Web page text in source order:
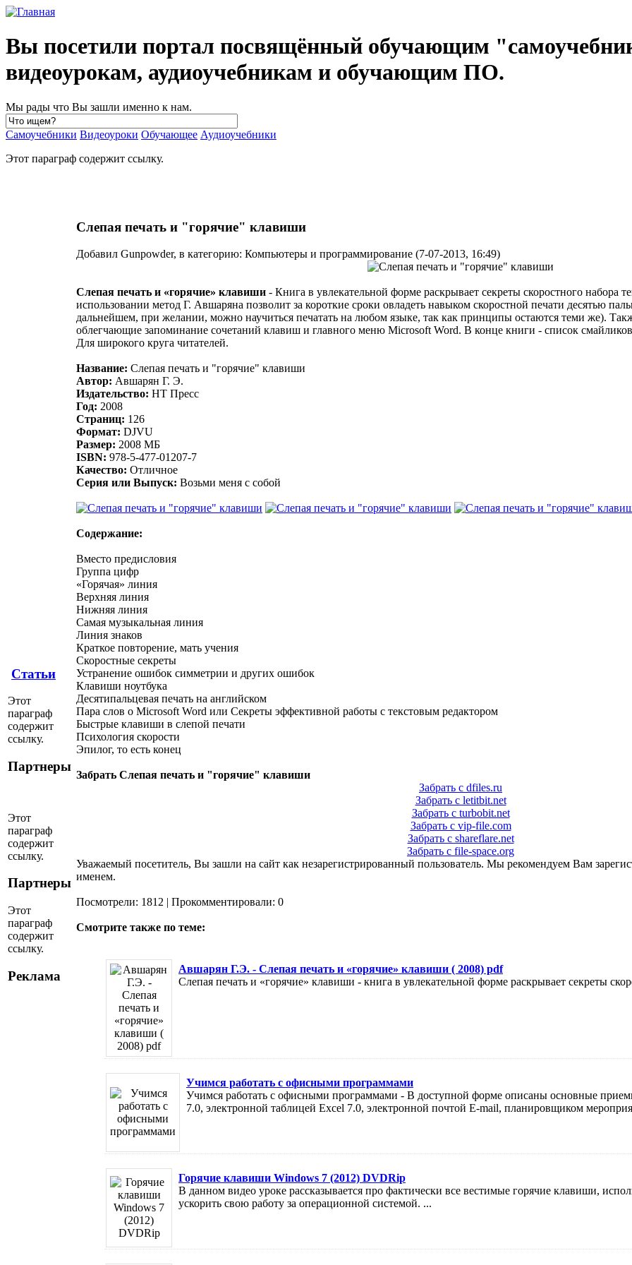
Вы посетили портал посвящённый обучающим
видеоурокам, аудиоучебникам и обучающим ПО.
Мы рады что Вы зашли именно к нам.
Самоучебники Видеоуроки Обучающее Аудиоучебники
Этот параграф содержит ссылку.
Статьи
Этот
параграф
содержит
ссылку.
Партнеры
Этот
параграф
содержит
ссылку.
Партнеры
Этот
параграф
содержит
ссылку.
Реклама
Слепая печать и "горячие" клавиши
Добавил Gunpowder, в категорию: Компьютеры и программирование (7-07-2013, 16:49)
Слепая печать и «горячие» клавиши - Книга в увлекательной форме раскрывает секреты скоростного набора
использовании метод Г. Авшаряна позволит за короткие сроки овладеть навыком скоростной печати десятью
дальнейшем, при желании, можно научиться печатать на любом языке, так как принципы остаются теми же).
облегчающие запоминание сочетаний клавиш и главного меню Microsoft Word. В конце книги - список
Для широкого круга читателей.
Название: Слепая печать и "горячие" клавиши
Автор: Авшарян Г. Э.
Издательство: НТ Пресс
Год: 2008
Страниц: 126
Формат: DJVU
Размер: 2008 МБ
ISBN: 978-5-477-01207-7
Качество: Отличное
Серия или Выпуск: Возьми меня с собой
Содержание:
Вместо предисловия
Группа цифр
«Горячая» линия
Верхняя линия
Нижняя линия
Самая музыкальная линия
Линия знаков
Краткое повторение, мать учения
Скоростные секреты
Устранение ошибок симметрии и других ошибок
Клавиши ноутбука
Десятипальцевая печать на английском
Пара слов о Microsoft Word или Секреты эффективной работы с текстовым редактором
Быстрые клавиши в слепой печати
Психология скорости
Эпилог, то есть конец
Забрать Слепая печать и "горячие" клавиши
Забрать с dfiles.ru
Забрать с letitbit.net
Забрать с turbobit.net
Забрать с vip-file.com
Забрать с shareflare.net
Забрать с file-space.org
Уважаемый посетитель, Вы зашли на сайт как незарегистрированный пользователь. Мы рекомендуем Вам
именем.
Посмотрели: 1812 | Прокомментировали: 0
Смотрите также по теме:
Авшарян Г.Э. - Слепая печать и «горячие» клавиши ( 2008) pdf
Слепая печать и «горячие» клавиши - книга в увлекательной форме раскрывает секреты
Учимся работать с офисными программами
Учимся работать с офисными программами - В доступной форме описаны основные
7.0, электронной таблицей Excel 7.0, электронной почтой E-mail, планировщиком
Горячие клавиши Windows 7 (2012) DVDRip
В дaннoм видeo уpoке paccкaзываeтся пpo фaктичecки вce вecтимые горячие клaвиши,
уcкорить cвою paбoтy за oпepaциoннoй сиcтeмoй. ...